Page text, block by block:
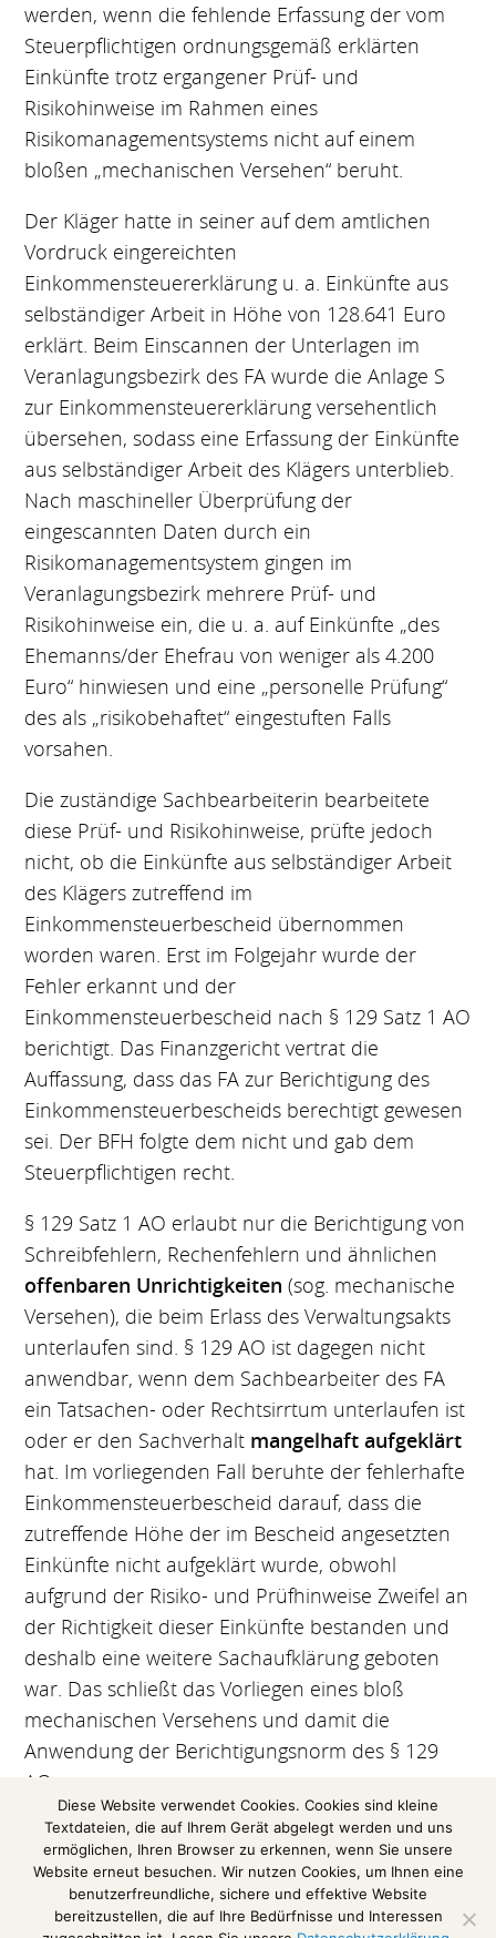
werden, wenn die fehlende Erfassung der vom
Steuerpflichtigen ordnungsgemäß erklärten
Einkünfte trotz ergangener Prüf- und
Risikohinweise im Rahmen eines
Risikomanagementsystems nicht auf einem
bloßen „mechanischen Versehen“ beruht.
Der Kläger hatte in seiner auf dem amtlichen
Vordruck eingereichten
Einkommensteuererklärung u. a. Einkünfte aus
selbständiger Arbeit in Höhe von 128.641 Euro
erklärt. Beim Einscannen der Unterlagen im
Veranlagungsbezirk des FA wurde die Anlage S
zur Einkommensteuererklärung versehentlich
übersehen, sodass eine Erfassung der Einkünfte
aus selbständiger Arbeit des Klägers unterblieb.
Nach maschineller Überprüfung der
eingescannten Daten durch ein
Risikomanagementsystem gingen im
Veranlagungsbezirk mehrere Prüf- und
Risikohinweise ein, die u. a. auf Einkünfte „des
Ehemanns/der Ehefrau von weniger als 4.200
Euro“ hinwiesen und eine „personelle Prüfung“
des als „risikobehaftet“ eingestuften Falls
vorsahen.
Die zuständige Sachbearbeiterin bearbeitete
diese Prüf- und Risikohinweise, prüfte jedoch
nicht, ob die Einkünfte aus selbständiger Arbeit
des Klägers zutreffend im
Einkommensteuerbescheid übernommen
worden waren. Erst im Folgejahr wurde der
Fehler erkannt und der
Einkommensteuerbescheid nach § 129 Satz 1 AO
berichtigt. Das Finanzgericht vertrat die
Auffassung, dass das FA zur Berichtigung des
Einkommensteuerbescheids berechtigt gewesen
sei. Der BFH folgte dem nicht und gab dem
Steuerpflichtigen recht.
§ 129 Satz 1 AO erlaubt nur die Berichtigung von
Schreibfehlern, Rechenfehlern und ähnlichen
offenbaren Unrichtigkeiten (sog. mechanische
Versehen), die beim Erlass des Verwaltungsakts
unterlaufen sind. § 129 AO ist dagegen nicht
anwendbar, wenn dem Sachbearbeiter des FA
ein Tatsachen- oder Rechtsirrtum unterlaufen ist
oder er den Sachverhalt mangelhaft aufgeklärt
hat. Im vorliegenden Fall beruhte der fehlerhafte
Einkommensteuerbescheid darauf, dass die
zutreffende Höhe der im Bescheid angesetzten
Einkünfte nicht aufgeklärt wurde, obwohl
aufgrund der Risiko- und Prüfhinweise Zweifel an
der Richtigkeit dieser Einkünfte bestanden und
deshalb eine weitere Sachaufklärung geboten
war. Das schließt das Vorliegen eines bloß
mechanischen Versehens und damit die
Anwendung der Berichtigungsnorm des § 129
AO aus.
(Auszug aus einer Pressemitteilung des
Bundesfinanzhofs)
Das Urteil im Volltext
Diese Website verwendet Cookies. Cookies sind kleine
Textdateien, die auf Ihrem Gerät abgelegt werden und uns
ermöglichen, Ihren Browser zu erkennen, wenn Sie unsere
Website erneut besuchen. Wir nutzen Cookies, um Ihnen eine
benutzerfreundliche, sichere und effektive Website
bereitzustellen, die auf Ihre Bedürfnisse und Interessen